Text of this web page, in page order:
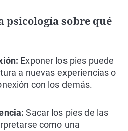
psicología sobre qué
Exponer los pies puede
a nuevas experiencias o
con los demás.
Sacar los pies de las
como una